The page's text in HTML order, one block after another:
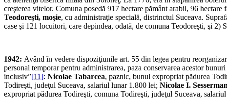
creşterea vitelor. Comuna posedă 917 hectare pământ arabil, 96
Teodoreşti, moşie, cu administraţie specială, distrinctul Suceava.
case şi 121 locuitori, care depin­dea, odată, de comuna Teodoreşti, şi 2)
1942: Având în vedere dispoziţiunile art. 55 din legea pentru
personal temporar pentru administrarea, paza conservarea acestor
inclusiv”[11]: Nicolae Tabarcea, paznic, bunul expropriat pădurea
Todireşti, judeţul Suceava, salariul lunar 1.800 lei; Nicolae I. Sesserman
expropriat pădurea Todireşti, comuna Todireşti, judeţul Suceava,